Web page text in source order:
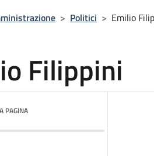
> Politici > Emilio
Filippini
PAGINA